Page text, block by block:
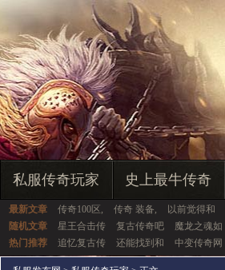
私服传奇玩家 史上最牛传奇
最新文章 传奇100区, 传奇 装备, 以前觉得和
随机文章
星王合击传 复古传奇吧 魔龙之魂如
热门推荐
追忆复古传 还能找到和 中变传奇网